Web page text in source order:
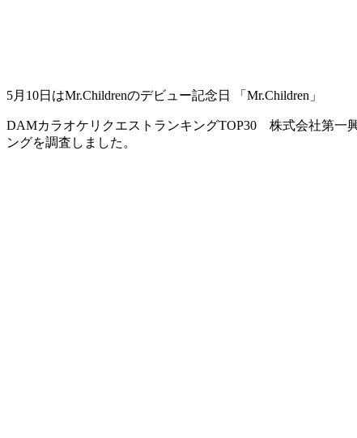
5月10日はMr.Childrenのデビュー記念日 「Mr.Children」
DAMカラオケリクエストランキングTOP30 株式会社第一
ングを調査しました。